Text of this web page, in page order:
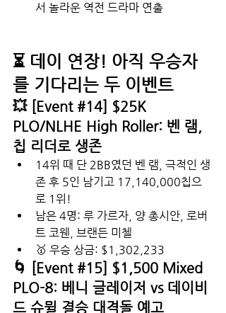
서 놀라운 역전 드라마 연출
⏳ 데이 연장! 아직 우승자
를 기다리는 두 이벤트
💥 [Event #14] $25K
PLO/NLHE High Roller: 벤 램,
칩 리더로 생존
14위 때 단 2BB였던 벤 램, 극적인 생
존 후 5인 남기고 17,140,000칩으
로 1위!
남은 4명: 루 가르자, 양 총시안, 로버
트 코웬, 브랜든 미첼
🥇 우승 상금: $1,302,233
🌀 [Event #15 ] $1,500 Mixed
PLO-8: 베니 글레이저 vs 데이비
드 슈뮐 결승 대격돌 예고